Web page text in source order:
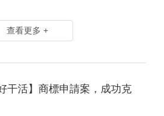
查看更多 +
干活】商標申請案，成功克